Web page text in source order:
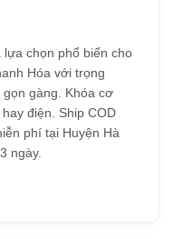
lựa chọn phổ biến cho
Hóa với trọng
gàng. Khóa cơ
điện. Ship COD
phí tại Huyện Hà
ngày.